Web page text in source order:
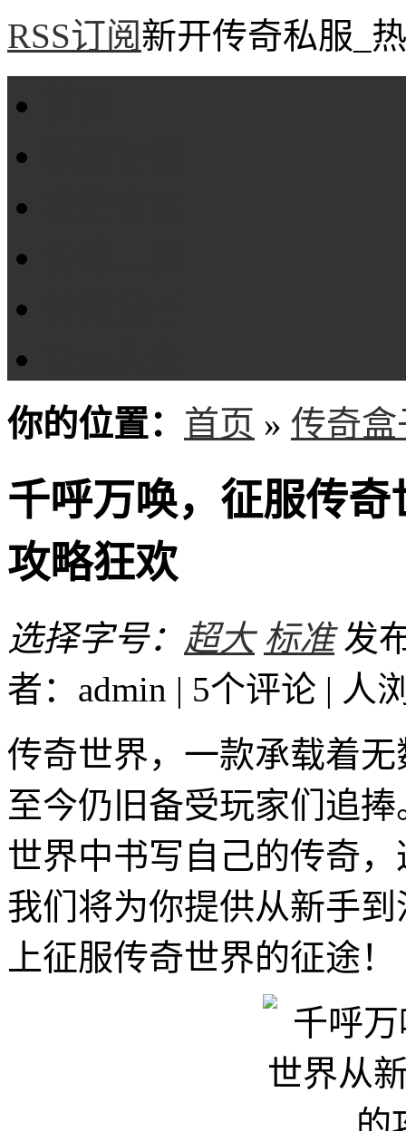
RSS订阅新开传奇私服_
你的位置： 首页 » 传奇盒
千呼万唤，征服传
攻略狂欢
选择字号： 超大 标准 发
者：admin | 5个评论 | 人
传奇世界，一款承载着
至今仍旧备受玩家们追
世界中书写自己的传奇
我们将为你提供从新手
上征服传奇世界的征途！